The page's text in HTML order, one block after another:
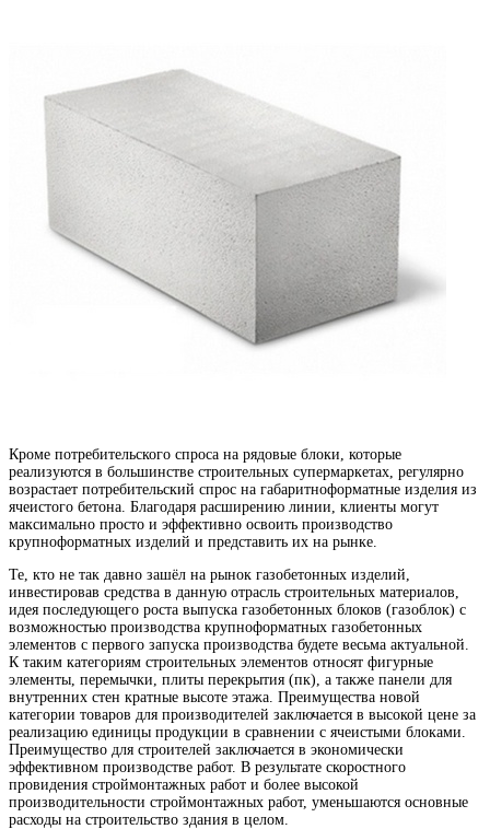
Кроме потребительского спроса на рядовые блоки, которые
реализуются в большинстве строительных супермаркетах, регулярно
возрастает потребительский спрос на габаритноформатные изделия из
ячеистого бетона. Благодаря расширению линии, клиенты могут
максимально просто и эффективно освоить производство
крупноформатных изделий и представить их на рынке.
Те, кто не так давно зашёл на рынок газобетонных изделий,
инвестировав средства в данную отрасль строительных материалов,
идея последующего роста выпуска газобетонных блоков (газоблок) с
возможностью производства крупноформатных газобетонных
элементов с первого запуска производства будете весьма актуальной.
К таким категориям строительных элементов относят фигурные
элементы, перемычки, плиты перекрытия (пк), а также панели для
внутренних стен кратные высоте этажа. Преимущества новой
категории товаров для производителей заключается в высокой цене за
реализацию единицы продукции в сравнении с ячеистыми блоками.
Преимущество для строителей заключается в экономически
эффективном производстве работ. В результате скоростного
провидения строймонтажных работ и более высокой
производительности строймонтажных работ, уменьшаются основные
расходы на строительство здания в целом.